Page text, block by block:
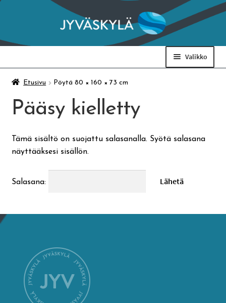
Siirry
navigointiin
Siirry
sisältöön
Valikko
Taidemuseo & Ratamo
Suomen käsityön museo
Skeittihalli
Taideapteekki
Kirjasto
Etusivu Pöytä 80 × 160 × 73 cm
Pääsy kielletty
Tämä sisältö on suojattu salasanalla. Syötä salasana
näyttääksesi sisällön.
Salasana: